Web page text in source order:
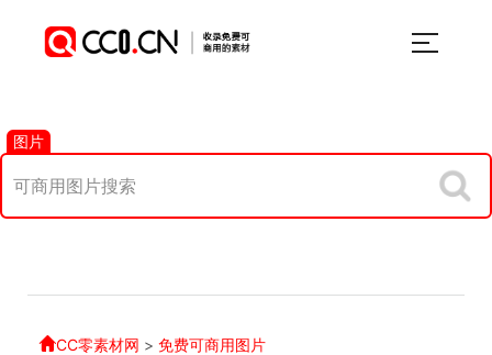
图片
CC零素材网 > 免费可商用图片